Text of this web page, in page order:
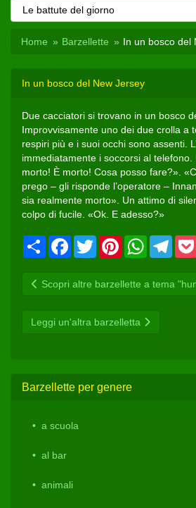
Home Barzellette In un bosco del
In un bosco del New Jersey
Due cacciatori si trovano in un bosco
Improvvisamente uno dei due crolla a
respiri più e i suoi occhi sono assenti.
immediatamente i soccorsi al
morto! È morto! Cosa posso fare?».
prego – gli risponde l’operatore –
sia realmente morto». Un attimo di
colpo di fucile. «Ok. E adesso?»
CondividiFacebook
Twitter PinterestWhatsApp
Scopri altre barzellette a tema
Leggi un'altra barzelletta
Barzellette per genere
a scuola
al bar
animali